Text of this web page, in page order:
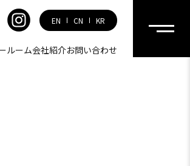
EN CN KR
ルーム会社紹介お問い合わせ